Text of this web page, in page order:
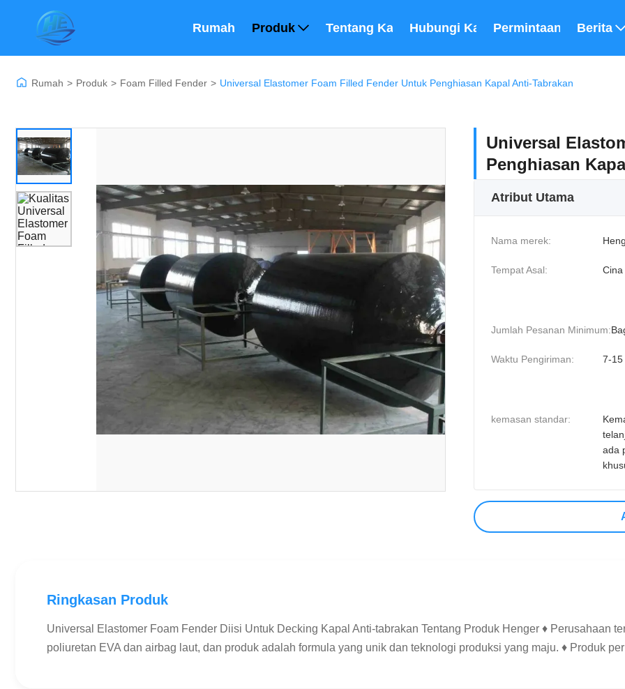
Rumah Produk Tentang Kami Hubungi KamiPermintaan Berita
Rumah > Produk > Foam Filled Fender > Universal Elastomer Foam Filled Fender Untuk Penghiasan Kapal Anti-Tabrakan
Universal
Penghiasan
Atribut Utama
Nama merek:
Tempat Asal: Cina
Jumlah Pesanan Minimum:
Waktu Pengiriman: 7-15
kemasan standar:
ada
Ringkasan Produk
Universal Elastomer Foam Fender Diisi Untuk Decking Kapal Anti-tabrakan Tentang Produk Henger ♦ Perusahaan
poliuretan EVA dan airbag laut, dan produk adalah formula yang unik dan teknologi produksi yang maju. ♦ Produk